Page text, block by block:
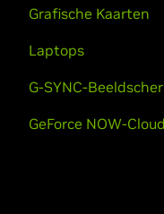
Grafische Kaarten
Laptops
G-SYNC-
GeForce NOW-